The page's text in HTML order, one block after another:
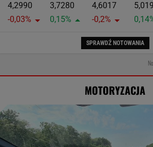
4,2990
-0,03%
3,7280
0,15%
4,6017
-0,2%
SPRAWDŹ NOTOWANIA
MOTORYZACJA